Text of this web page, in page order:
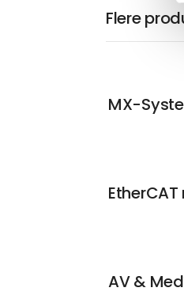
Flere
MX-
AV &